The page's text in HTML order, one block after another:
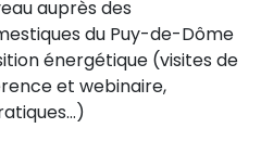
auprès des
du Puy-de-Dôme
énergétique (visites de
et webinaire,